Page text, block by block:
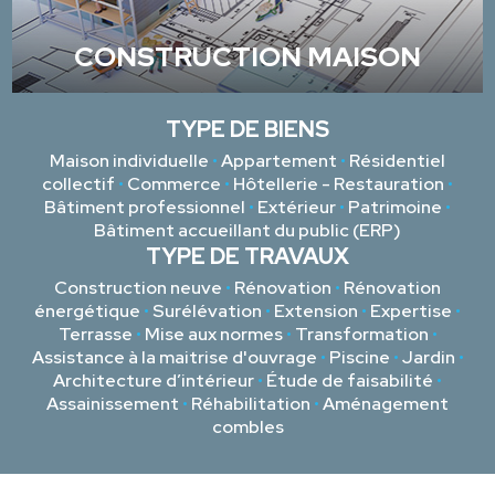
CONSTRUCTION MAISON
TYPE DE BIENS
Maison individuelle •Appartement • Résidentiel
collectif • Commerce • Hôtellerie - Restauration •
Bâtiment professionnel • Extérieur• Patrimoine •
Bâtiment accueillant du public (ERP)
TYPE DE TRAVAUX
Construction neuve • Rénovation • Rénovation
énergétique • Surélévation • Extension • Expertise •
Terrasse • Mise aux normes • Transformation •
Assistance à la maitrise d'ouvrage • Piscine •Jardin •
Architecture d’intérieur• Étude de faisabilité •
Assainissement • Réhabilitation •Aménagement
combles